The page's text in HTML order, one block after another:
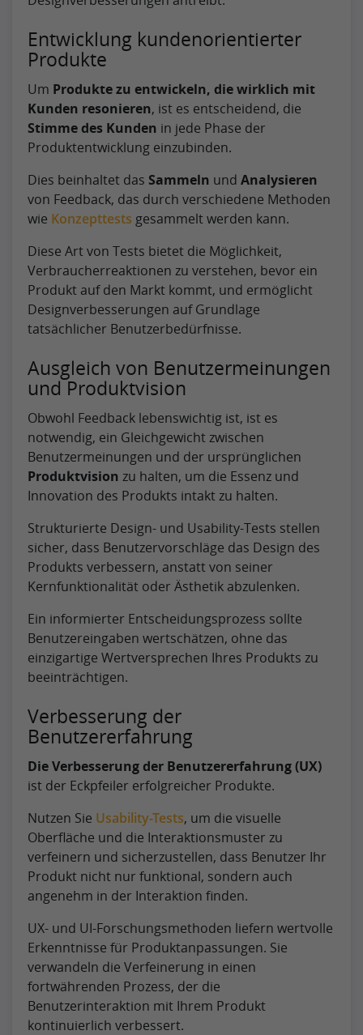
Entwicklung kundenorientierter
Produkte
Um Produkte zu entwickeln, die wirklich mit
Kunden resonieren, ist es entscheidend, die
Stimme des Kunden in jede Phase der
Produktentwicklung einzubinden.
Dies beinhaltet das Sammeln und Analysieren
von Feedback, das durch verschiedene Methoden
wie Konzepttests gesammelt werden kann.
Diese Art von Tests bietet die Möglichkeit,
Verbraucherreaktionen zu verstehen, bevor ein
Produkt auf den Markt kommt, und ermöglicht
Designverbesserungen auf Grundlage
tatsächlicher Benutzerbedürfnisse.
Ausgleich von Benutzermeinungen
und Produktvision
Obwohl Feedback lebenswichtig ist, ist es
notwendig, ein Gleichgewicht zwischen
Benutzermeinungen und der ursprünglichen
Produktvision zu halten, um die Essenz und
Innovation des Produkts intakt zu halten.
Strukturierte Design- und Usability-Tests stellen
sicher, dass Benutzervorschläge das Design des
Produkts verbessern, anstatt von seiner
Kernfunktionalität oder Ästhetik abzulenken.
Ein informierter Entscheidungsprozess sollte
Benutzereingaben wertschätzen, ohne das
einzigartige Wertversprechen Ihres Produkts zu
beeinträchtigen.
Verbesserung der
Benutzererfahrung
Die Verbesserung der Benutzererfahrung (UX)
ist der Eckpfeiler erfolgreicher Produkte.
Nutzen Sie Usability-Tests, um die visuelle
Oberfläche und die Interaktionsmuster zu
verfeinern und sicherzustellen, dass Benutzer Ihr
Produkt nicht nur funktional, sondern auch
angenehm in der Interaktion finden.
UX- und UI-Forschungsmethoden liefern wertvolle
Erkenntnisse für Produktanpassungen. Sie
verwandeln die Verfeinerung in einen
fortwährenden Prozess, der die
Benutzerinteraktion mit Ihrem Produkt
kontinuierlich verbessert.